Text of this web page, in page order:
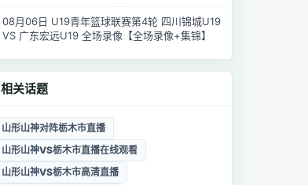
08月06日 U19青年篮球联赛第4轮 四川锦城U19
VS 广东宏远U19 全场录像【全场录像+集锦】
相关话题
山形山神对阵栃木市直播
山形山神VS栃木市直播在线观看
山形山神VS栃木市高清直播